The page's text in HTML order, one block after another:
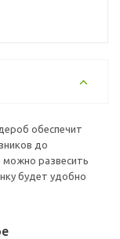
обеспечит
до
развесить
будет удобно